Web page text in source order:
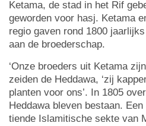
Ketama, de stad in het Rif
geworden voor hasj. Ketama
regio gaven rond 1800
aan de broederschap.
‘Onze broeders uit Ketama
zeiden de Heddawa, ‘zij
planten voor ons’. In 1805
Heddawa bleven bestaan.
tiende Islamitische sekte van